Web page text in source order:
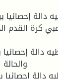
كرة القدم